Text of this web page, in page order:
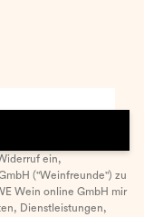
ein,
("Weinfreunde") zu
Wein online GmbH mir
Dienstleistungen,